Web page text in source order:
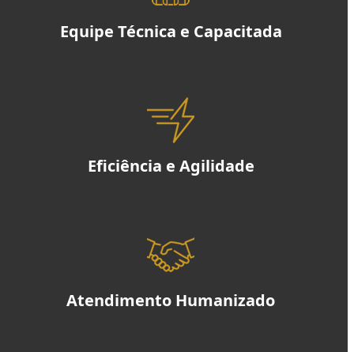
Equipe Técnica e Capacitada
Eficiência e Agilidade
Atendimento Humanizado